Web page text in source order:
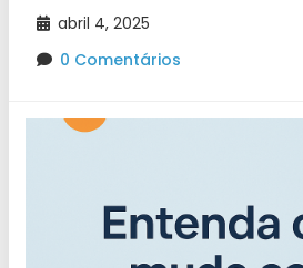
abril 4, 2025
0 Comentários